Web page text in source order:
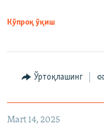
Кўпроқ ўқиш
Ўртоқлашинг
Mart 14, 2025